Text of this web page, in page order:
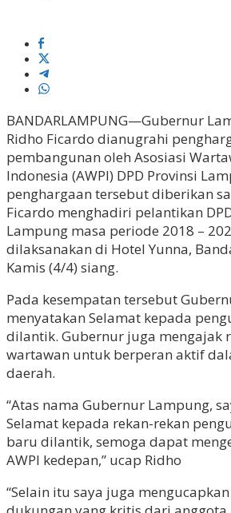
BANDARLAMPUNG—Gubernur
Ridho Ficardo dianugrahi
pembangunan oleh Asosiasi
Indonesia (AWPI) DPD Provinsi
penghargaan tersebut diberikan
Ficardo menghadiri pelantikan
Lampung masa periode 2018 –
dilaksanakan di Hotel Yunna,
Kamis (4/4) siang.
Pada kesempatan tersebut
menyatakan Selamat kepada
dilantik. Gubernur juga mengajak
wartawan untuk berperan aktif
daerah.
“Atas nama Gubernur Lampung,
Selamat kepada rekan-rekan
baru dilantik, semoga dapat
AWPI kedepan,” ucap Ridho
“Selain itu saya juga